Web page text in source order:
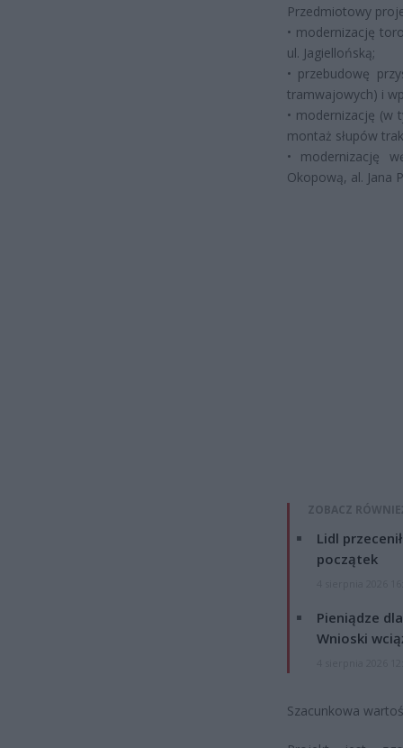
Przedmiotowy
• modernizację
ul. Jagiellońską;
• przebudowę
tramwajowych) i
• modernizację (w
montaż słupów
• modernizację
Okopową, al. Jana
ZOBACZ
Lidl
początek
Pieniądze
Wnioski
Szacunkowa